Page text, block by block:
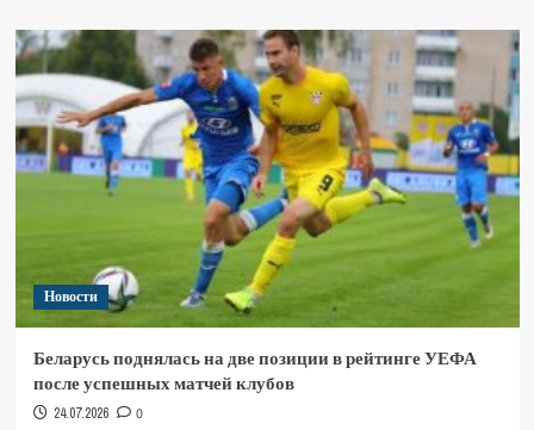
Новости
Беларусь поднялась на две позиции в рейтинге УЕФА
после успешных матчей клубов
24.07.2026 0